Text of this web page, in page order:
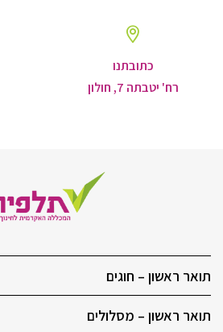
כתובתנו
רח' יטבתה 7, חולון
תואר ראשון – חוגים
תואר ראשון – מסלולים